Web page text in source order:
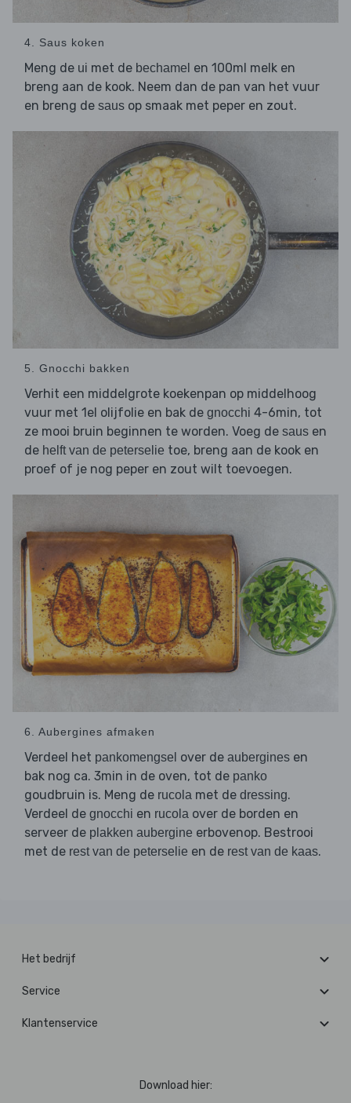
4. Saus koken
Meng de ui met de bechamel en 100ml melk en
breng aan de kook. Neem dan de pan van het vuur
en breng de saus op smaak met peper en zout.
5. Gnocchi bakken
Verhit een middelgrote koekenpan op middelhoog
vuur met 1el olijfolie en bak de gnocchi 4-6min, tot
ze mooi bruin beginnen te worden. Voeg de saus en
de helft van de peterselie toe, breng aan de kook en
proef of je nog peper en zout wilt toevoegen.
6. Aubergines afmaken
Verdeel het pankomengsel over de aubergines en
bak nog ca. 3min in de oven, tot de panko
goudbruin is. Meng de rucola met de dressing.
Verdeel de gnocchi en rucola over de borden en
serveer de plakken aubergine erbovenop. Bestrooi
met de rest van de peterselie en de rest van de kaas.
Het bedrijf
Service
Klantenservice
Download hier: